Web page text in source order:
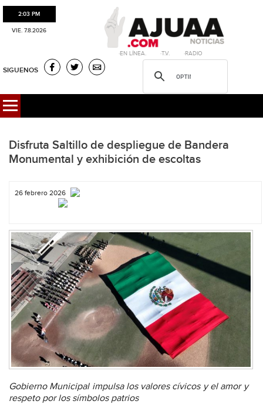
2:03 PM
VIE. 7.8.2026
·EN LÍNEA. ·T.V. ·RADIO
SIGUENOS
Disfruta Saltillo de despliegue de Bandera
Monumental y exhibición de escoltas
26 febrero 2026
Gobierno Municipal impulsa los valores cívicos y el amor y
respeto por los símbolos patrios